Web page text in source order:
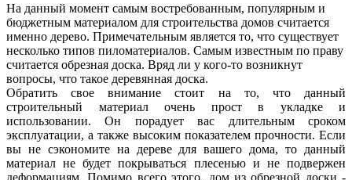
На данный момент самым востребованным, популярным и
бюджетным материалом для строительства домов считается
именно дерево. Примечательным является то, что существует
несколько типов пиломатериалов. Самым известным по праву
считается обрезная доска. Вряд ли у кого-то возникнут
вопросы, что такое деревянная доска.
Обратить свое внимание стоит на то, что данный
строительный материал очень прост в укладке и
использовании. Он порадует вас длительным сроком
эксплуатации, а также высоким показателем прочности. Если
вы не сэкономите на дереве для вашего дома, то данный
материал не будет покрываться плесенью и не подвержен
деформациям. Помимо всего этого, дом из обрезной доски -